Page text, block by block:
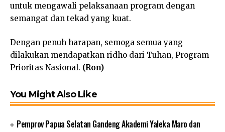
untuk mengawali pelaksanaan program dengan
semangat dan tekad yang kuat.
Dengan penuh harapan, semoga semua yang
dilakukan mendapatkan ridho dari Tuhan, Program
Prioritas Nasional. (Ron)
You Might Also Like
Pemprov Papua Selatan Gandeng Akademi Yaleka Maro dan